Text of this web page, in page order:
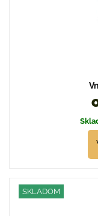
SKLADOM